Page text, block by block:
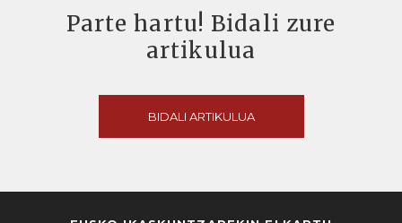
Parte hartu! Bidali zure
artikulua
BIDALI ARTIKULUA